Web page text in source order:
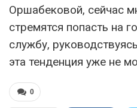
Оршабековой, сейчас
стремятся попасть на
службу,
эта тенденция уже не
0